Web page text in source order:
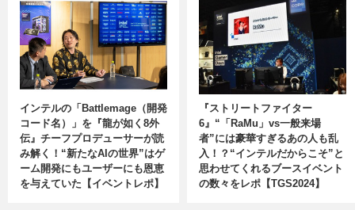
インテルの「Battlemage（開発
コード名）」を『龍が如く8外
伝』チーフプロデューサーが読
み解く！“新たなAIの世界”はゲ
ーム開発にもユーザーにも恩恵
を与えていた【イベントレポ】
『ストリートファイター
6』“「RaMu」vs一般来場
者”には豪華すぎるあの人も乱
入！？“インテルだからこそ”と
思わせてくれるブースイベント
の数々をレポ【TGS2024】